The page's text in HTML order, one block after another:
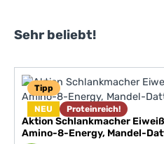
Produktgalerie überspringen
Sehr beliebt!
Tipp
NEU Proteinreich!
Aktion Schlankmacher
Amino-8-Energy, Mandel-